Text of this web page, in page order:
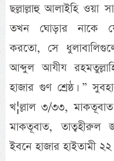
ছল্লাল্লাহু আলাইহি ওয়া
তখন ঘোড়ার নাকে
করতো, সে
আব্দুল আযীয
হাজার গুণ শ্রেষ্ঠ। ”
খ¦ল্লাল ৩/৩৩,
মাকতূবাত, তাত্বহীরুল
ইবনে হাজার হাইতামী